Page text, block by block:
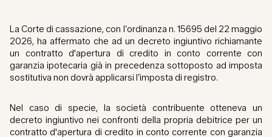
La Corte di cassazione, con l’ordinanza n. 15695 del 22 maggio
2026, ha affermato che ad un decreto ingiuntivo richiamante
un contratto d'apertura di credito in conto corrente con
garanzia ipotecaria già in precedenza sottoposto ad imposta
sostitutiva non dovrà applicarsi l’imposta di registro.
Nel caso di specie, la società contribuente otteneva un
decreto ingiuntivo nei confronti della propria debitrice per un
contratto d'apertura di credito in conto corrente con garanzia